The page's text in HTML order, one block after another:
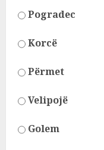
Pogradec
Korcë
Përmet
Velipojë
Golem